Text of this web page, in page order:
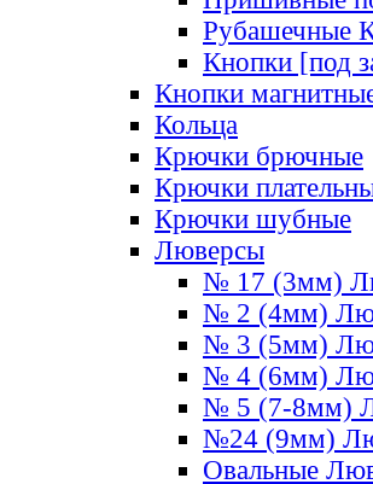
Рубашечные
Кнопки [под
Кнопки
Кольца
Крючки брючные
Крючки
Крючки шубные
Люверсы
№ 17 (3мм)
№ 2 (4мм)
№ 3 (5мм)
№ 4 (6мм)
№ 5 (7-8мм)
№24 (9мм)
Овальные